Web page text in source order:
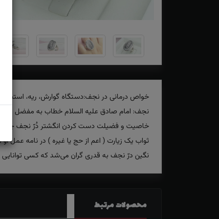
خواص درمانی در نجف:دستگاه گوارش، ریه،
نجف: امام صادق علیه السلام خطاب به مفضل
خاصیت و فضیلت دست کردن انگشتر دُرّ نجف چیست
ثواب یک زیارت ( اعم از حج یا غیره ) در نامه عمل
نگین درّ نجف به قدری گران می‌شد که کسی توانایی
محصولات مرتبط